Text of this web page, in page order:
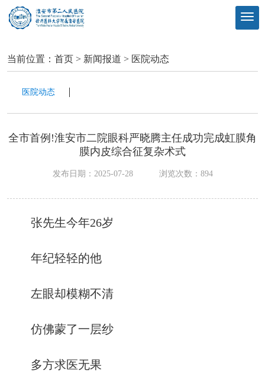
当前位置： 首页 > 新闻报道 > 医院动态
医院动态
全市首例!淮安市二院眼科严晓腾主任成功完成虹膜角
膜内皮综合征复杂术式
发布日期：2025-07-28 浏览次数： 894
张先生今年26岁
年纪轻轻的他
左眼却模糊不清
仿佛蒙了一层纱
多方求医无果